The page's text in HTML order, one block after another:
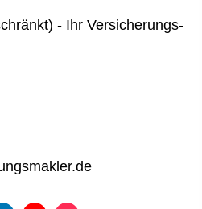
- Ihr Ver­sicherungs­